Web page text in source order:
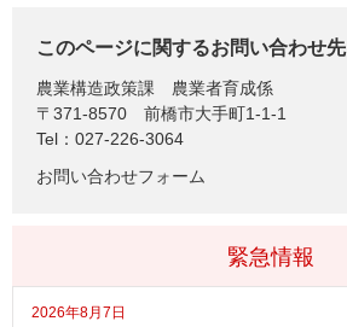
このページに関するお問い合わせ先
農業構造政策課
農業者育成係
〒371-8570
前橋市大手町1-1-1
Tel：027-226-3064
お問い合わせフォーム
緊急情報
2026年8月7日